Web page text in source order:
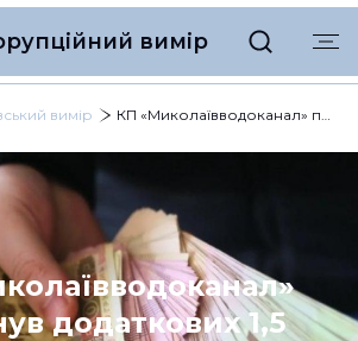
вимір
вимір КП «Миколаївводоканал» підкинув додаткових 1,5 мільйона з бюджету на реконструкцію колектора
додаткових 1,5